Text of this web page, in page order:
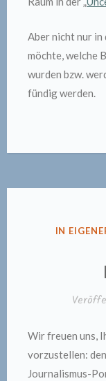
Aber nicht nur in
möchte, welche
wurden bzw.
fündig werden.
IN
Wir freuen uns,
vorzustellen:
Journalismus-